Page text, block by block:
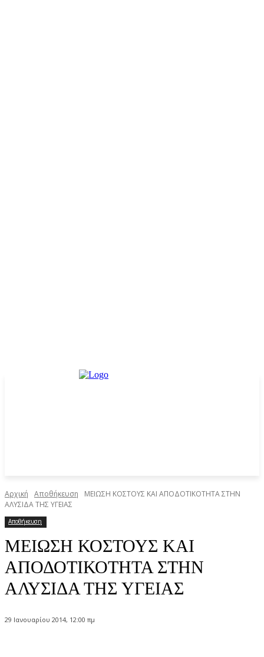
Αρχική Αποθήκευση
ΜΕΙΩΣΗ ΚΟΣΤΟΥΣ ΚΑΙ ΑΠΟΔΟΤΙΚΟΤΗΤΑ ΣΤΗΝ
ΑΛΥΣΙΔΑ ΤΗΣ ΥΓΕΙΑΣ
Αποθήκευση
ΜΕΙΩΣΗ ΚΟΣΤΟΥΣ ΚΑΙ
ΑΠΟΔΟΤΙΚΟΤΗΤΑ ΣΤΗΝ
ΑΛΥΣΙΔΑ ΤΗΣ ΥΓΕΙΑΣ
29 Ιανουαρίου 2014, 12:00 πμ